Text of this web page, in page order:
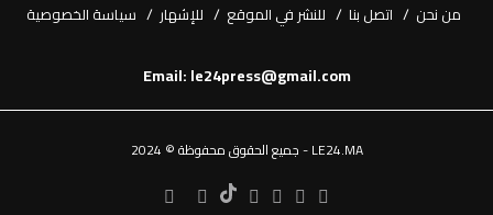
من نحن اتصل بنا للنشر في الموقع للإشهار سياسة الخصوصية
Email: le24press@gmail.com
LE24.MA - جميع الحقوق محفوظة © 2024